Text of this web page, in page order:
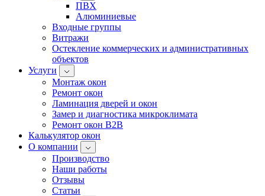
ПВХ
Алюминиевые
Входные группы
Витражи
Остекление коммерческих и административных
объектов
Услуги
Монтаж окон
Ремонт окон
Ламинация дверей и окон
Замер и диагностика микроклимата
Ремонт окон B2B
Калькулятор окон
О компании
Производство
Наши работы
Отзывы
Статьи